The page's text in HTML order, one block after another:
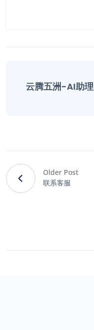
云腾五洲-AI助理
Older Post
联系客服